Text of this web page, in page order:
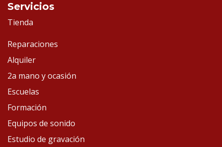
Servicios
Tienda
Reparaciones
Alquiler
2a mano y ocasión
Escuelas
Formación
Equipos de sonido
Estudio de gravación